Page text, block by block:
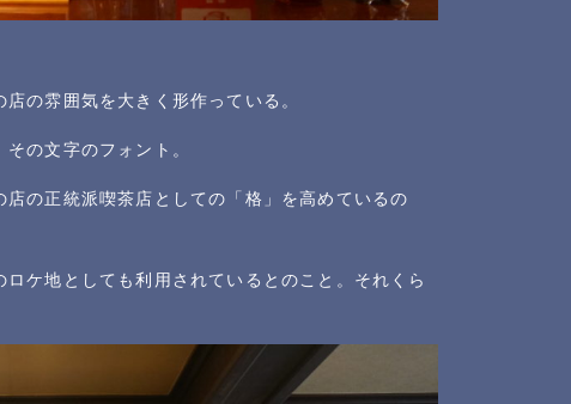
の雰囲気を大きく形作っている。
の文字のフォント。
の正統派喫茶店としての「格」を高めているの
ケ地としても利用されているとのこと。それくら